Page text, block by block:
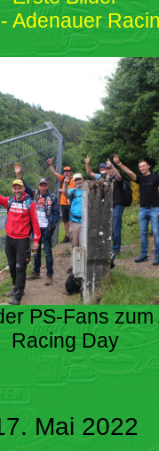
Adenauer
PS-Fans
Racing Day
Mai 2022